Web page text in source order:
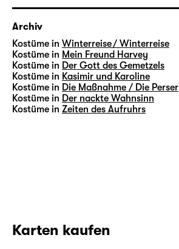
Archiv
Kostüme in Winterreise / Winterreise
Kostüme in Mein Freund Harvey
Kostüme in Der Gott des Gemetzels
Kostüme in Kasimir und Karoline
Kostüme in Die Maßnahme / Die Perser
Kostüme in Der nackte Wahnsinn
Kostüme in Zeiten des Aufruhrs
Karten kaufen